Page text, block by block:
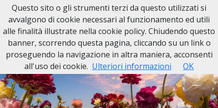
Questo sito o gli strumenti terzi da questo utilizzati si
avvalgono di cookie necessari al funzionamento ed utili
alle finalità illustrate nella cookie policy. Chiudendo questo
banner, scorrendo questa pagina, cliccando su un link o
proseguendo la navigazione in altra maniera, acconsenti
all'uso dei cookie. Ulteriori informazioni OK